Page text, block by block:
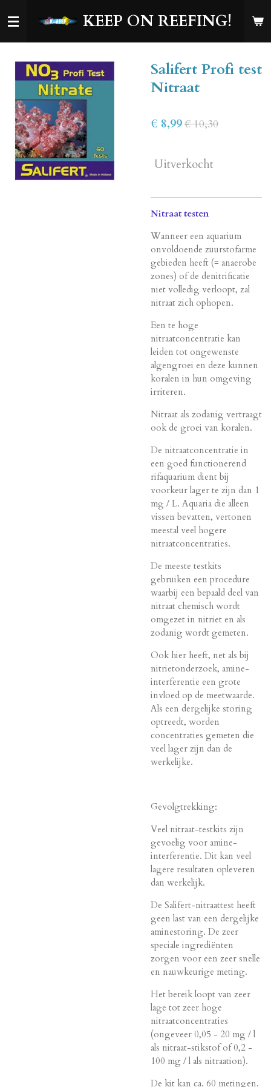
direct
hoofdinhoud
KEEP ON REEFING!
Salifert Profi test
Nitraat
€ 8,99€ 10,30
Uitverkocht
Nitraat testen
Wanneer een aquarium
onvoldoende zuurstofarme
gebieden heeft (= anaerobe
zones) of de denitrificatie
niet volledig verloopt, zal
nitraat zich ophopen.
Een te hoge
nitraatconcentratie kan
leiden tot ongewenste
algengroei en deze kunnen
koralen in hun omgeving
irriteren.
Nitraat als zodanig vertraagt
​​ook de groei van koralen.
De nitraatconcentratie in
een goed functionerend
rifaquarium dient bij
voorkeur lager te zijn dan 1
mg / L. Aquaria die alleen
vissen bevatten, vertonen
meestal veel hogere
nitraatconcentraties.
De meeste testkits
gebruiken een procedure
waarbij een bepaald deel van
nitraat chemisch wordt
omgezet in nitriet en als
zodanig wordt gemeten.
Ook hier heeft, net als bij
nitrietonderzoek, amine-
interferentie een grote
invloed op de meetwaarde.
Als een dergelijke storing
optreedt, worden
concentraties gemeten die
veel lager zijn dan de
werkelijke.
Gevolgtrekking:
Veel nitraat-testkits zijn
gevoelig voor amine-
interferentie. Dit kan veel
lagere resultaten opleveren
dan werkelijk.
De Salifert-nitraattest heeft
geen last van een dergelijke
aminestoring. De zeer
speciale ingrediënten
zorgen voor een zeer snelle
en nauwkeurige meting.
Het bereik loopt van zeer
lage tot zeer hoge
nitraatconcentraties
(ongeveer 0,05 - 20 mg / l
als nitraat-stikstof of 0,2 -
100 mg / l als nitraation).
De kit kan ca. 60 metingen.